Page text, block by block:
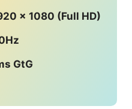
x 1080 (Full HD)
GtG